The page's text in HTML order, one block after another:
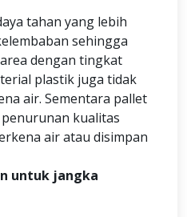
tahan yang lebih
sehingga
dengan tingkat
plastik juga tidak
air. Sementara pallet
kualitas
air atau disimpan
untuk jangka